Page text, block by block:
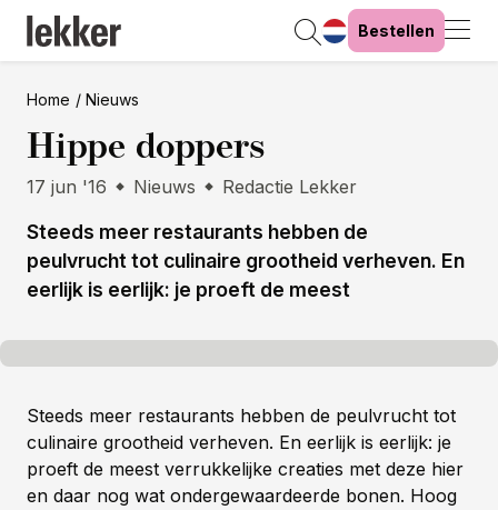
Bestellen
Home Nieuws
Hippe doppers
17 jun '16 Nieuws Redactie Lekker
Steeds meer restaurants hebben de
peulvrucht tot culinaire grootheid verheven. En
eerlijk is eerlijk: je proeft de meest
Steeds meer restaurants hebben de peulvrucht tot
culinaire grootheid verheven. En eerlijk is eerlijk: je
proeft de meest verrukkelijke creaties met deze hier
en daar nog wat ondergewaardeerde bonen. Hoog